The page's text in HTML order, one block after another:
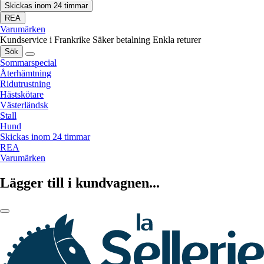
Skickas inom 24 timmar
REA
Varumärken
Kundservice i Frankrike Säker betalning Enkla returer
Sök
Sommarspecial
Återhämtning
Ridutrustning
Hästskötare
Västerländsk
Stall
Hund
Skickas inom 24 timmar
REA
Varumärken
Lägger till i kundvagnen...